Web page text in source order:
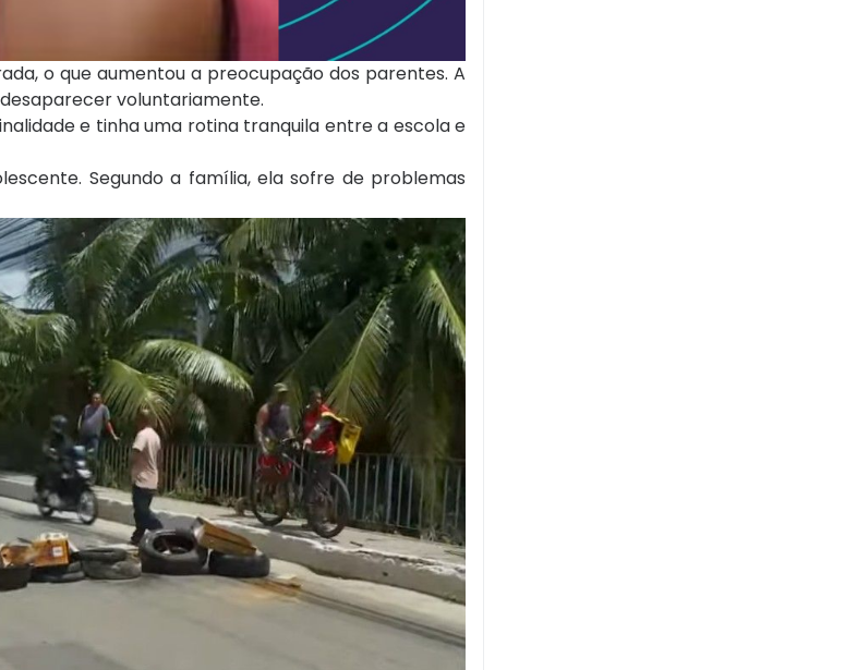
o que aumentou a preocupação dos parentes. A
voluntariamente.
e tinha uma rotina tranquila entre a escola e
Segundo a família, ela sofre de problemas